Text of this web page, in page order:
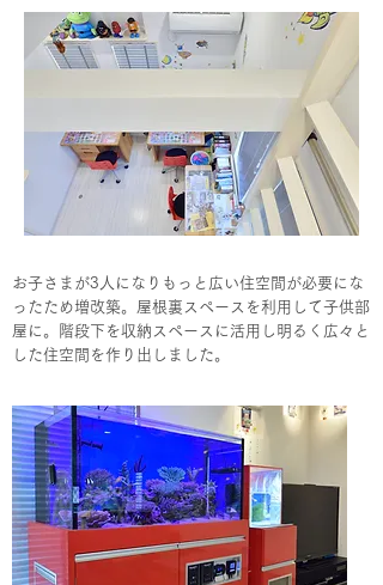
お子さまが3人になりもっと広い住空間が必要にな
ったため増改築。屋根裏スペースを利用して子供部
屋に。階段下を収納スペースに活用し明るく広々と
した住空間を作り出しました。